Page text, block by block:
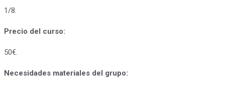
1/8.
Precio del curso:
50€.
Necesidades materiales del grupo: